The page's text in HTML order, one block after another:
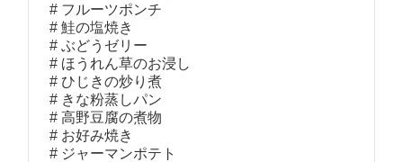
フルーツポンチ
鮭の塩焼き
ぶどうゼリー
ほうれん草のお浸し
ひじきの炒り煮
きな粉蒸しパン
高野豆腐の煮物
お好み焼き
ジャーマンポテト